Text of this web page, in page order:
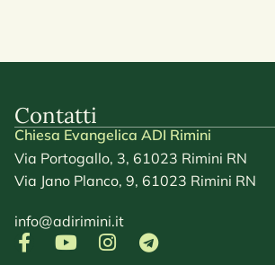
Contatti
Chiesa Evangelica ADI Rimini
Via Portogallo, 3, 61023 Rimini RN
Via Jano Planco, 9, 61023 Rimini RN
info@adirimini.it